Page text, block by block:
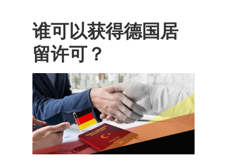
谁可以获得德国居
留许可？
客户门户
可 – 黄金签证
您有资格进入
国家/地区？
我们在土耳其